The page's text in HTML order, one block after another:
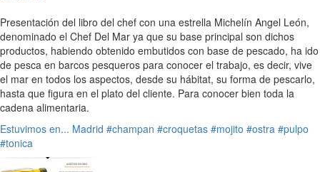
Presentación del libro del chef con una estrella Michelín Angel León,
denominado el Chef Del Mar ya que su base principal son dichos
productos, habiendo obtenido embutidos con base de pescado, ha ido
de pesca en barcos pesqueros para conocer el trabajo, es decir, vive
el mar en todos los aspectos, desde su hábitat, su forma de pescarlo,
hasta que figura en el plato del cliente. Para conocer bien toda la
cadena alimentaria.
Estuvimos en... Madrid #champan #croquetas #mojito #ostra #pulpo
#tonica